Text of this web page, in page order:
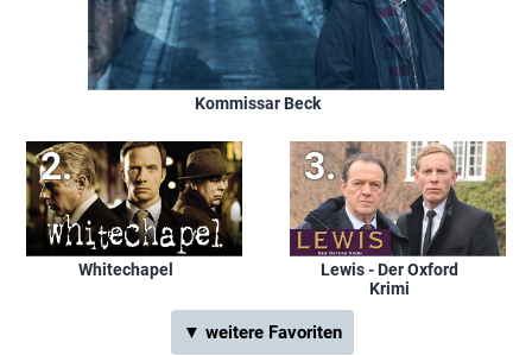
Kommissar Beck
Whitechapel
Lewis - Der Oxford
Krimi
▼ weitere Favoriten